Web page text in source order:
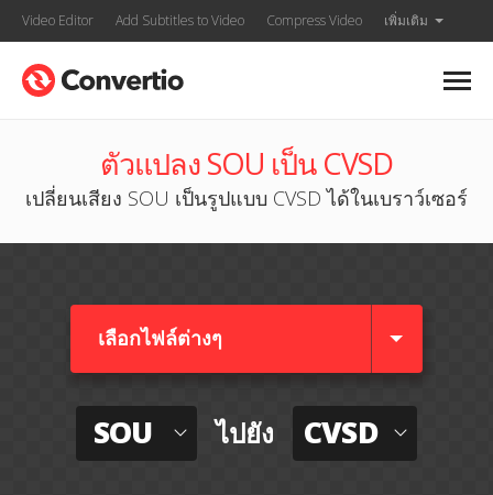
Video Editor Add Subtitles to Video Compress Video เพิ่มเติม
ตัวแปลง SOU เป็น CVSD
เปลี่ยนเสียง SOU เป็นรูปแบบ CVSD ได้ในเบราว์เซอร์
เลือกไฟล์ต่างๆ​
SOU ไปยัง CVSD